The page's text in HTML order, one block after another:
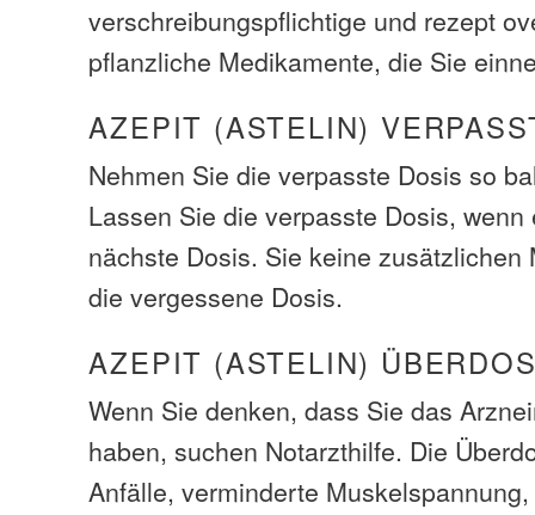
verschreibungspflichtige und rezept
pflanzliche Medikamente, die Sie
AZEPIT (ASTELIN)
Nehmen Sie die verpasste Dosis so
Lassen Sie die verpasste Dosis,
nächste Dosis. Sie keine zusätzlichen
die vergessene Dosis.
AZEPIT (ASTELIN)
Wenn Sie denken, dass Sie das
haben, suchen Notarzthilfe. Die
Anfälle, verminderte